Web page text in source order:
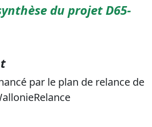
du projet D65-
par le plan de relance de